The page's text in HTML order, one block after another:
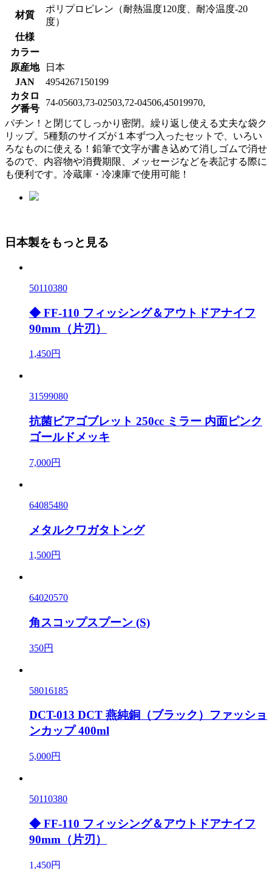
材質
ポリプロピレン（耐熱温度120度、耐冷温度-20
度）
仕様
カラー
原産地
日本
JAN
4954267150199
カタロ
グ番号
74-05603,73-02503,72-04506,45019970,
パチン！と閉じてしっかり密閉。繰り返し使える丈夫な袋ク
リップ。5種類のサイズが１本ずつ入ったセットで、いろい
ろなものに使える！鉛筆で文字が書き込めて消しゴムで消せ
るので、内容物や消費期限、メッセージなどを表記する際に
も便利です。冷蔵庫・冷凍庫で使用可能！
日本製をもっと見る
50110380
◆ FF-110 フィッシング＆アウトドアナイフ
90mm（片刃）
1,450円
31599080
抗菌ビアゴブレット 250cc ミラー 内面ピンク
ゴールドメッキ
7,000円
64085480
メタルクワガタトング
1,500円
64020570
角スコップスプーン (S)
350円
58016185
DCT-013 DCT 燕純銅（ブラック）ファッショ
ンカップ 400ml
5,000円
50110380
◆ FF-110 フィッシング＆アウトドアナイフ
90mm（片刃）
1,450円